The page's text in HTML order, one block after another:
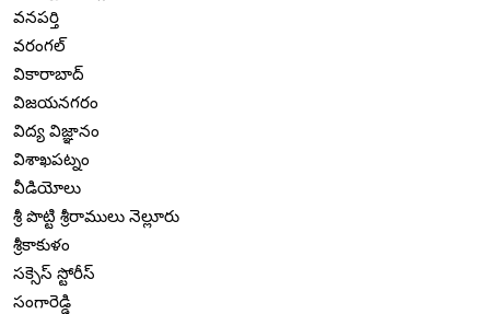
వనపర్తి
వరంగల్
వికారాబాద్
విజయనగరం
విద్య విజ్ఞానం
విశాఖపట్నం
వీడియోలు
శ్రీ పొట్టి శ్రీరాములు నెల్లూరు
శ్రీకాకుళం
సక్సెస్ స్టోరీస్
సంగారెడ్డి